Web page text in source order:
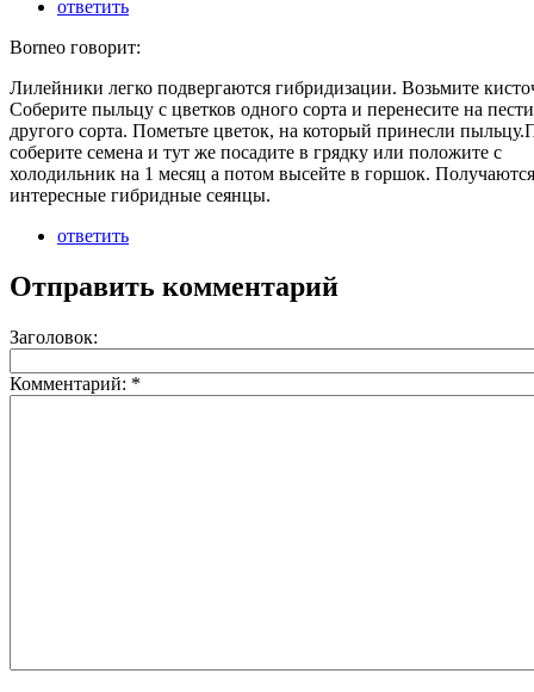
ответить
Borneo говорит:
Лилейники легко подвергаются гибридизации. Возьмите
Соберите пыльцу с цветков одного сорта и перенесите на
другого сорта. Пометьте цветок, на который принесли
соберите семена и тут же посадите в грядку или положите с
холодильник на 1 месяц а потом высейте в горшок.
интересные гибридные сеянцы.
ответить
Отправить комментарий
Заголовок:
Комментарий: *